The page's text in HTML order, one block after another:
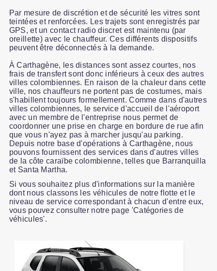
Par mesure de discrétion et de sécurité les vitres sont
teintées et renforcées. Les trajets sont enregistrés par
GPS, et un contact radio discret est maintenu (par
oreillette) avec le chauffeur. Ces différents dispositifs
peuvent être déconnectés à la demande.
À Carthagène, les distances sont assez courtes, nos
frais de transfert sont donc inférieurs à ceux des autres
villes colombiennes. En raison de la chaleur dans cette
ville, nos chauffeurs ne portent pas de costumes, mais
s'habillent toujours formellement. Comme dans d'autres
villes colombiennes, le service d'accueil de l'aéroport
avec un membre de l'entreprise nous permet de
coordonner une prise en charge en bordure de rue afin
que vous n'ayez pas à marcher jusqu'au parking.
Depuis notre base d'opérations à Carthagène, nous
pouvons fournissent des services dans d'autres villes
de la côte caraïbe colombienne, telles que Barranquilla
et Santa Martha.
Si vous souhaitez plus d'informations sur la manière
dont nous classons les véhicules de notre flotte et le
niveau de service correspondant à chacun d'entre eux,
vous pouvez consulter notre page 'Catégories de
véhicules'.